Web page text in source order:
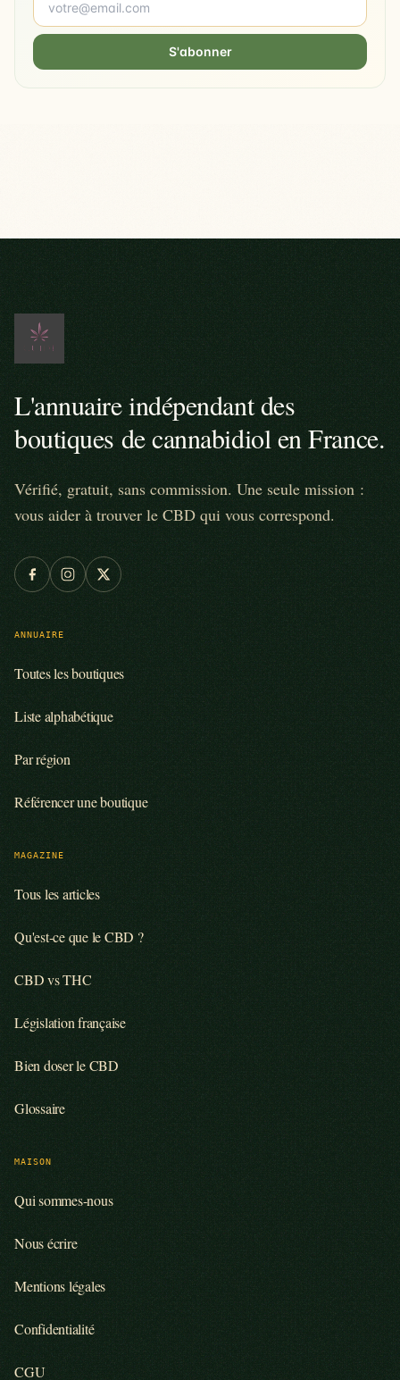
S'abonner
L'annuaire indépendant des
boutiques de cannabidiol en France.
Vérifié, gratuit, sans commission. Une seule mission :
vous aider à trouver le CBD qui vous correspond.
ANNUAIRE
Toutes les boutiques
Liste alphabétique
Par région
Référencer une boutique
MAGAZINE
Tous les articles
Qu'est-ce que le CBD ?
CBD vs THC
Législation française
Bien doser le CBD
Glossaire
MAISON
Qui sommes-nous
Nous écrire
Mentions légales
Confidentialité
CGU